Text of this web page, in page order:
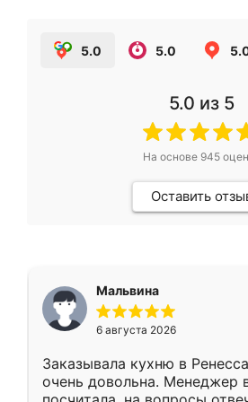
5.0 5.0
5.0 из 5
На основе 945
Оставить
Мальвина
6 августа 2026
Заказывала кухню в
очень довольна. Менеджер